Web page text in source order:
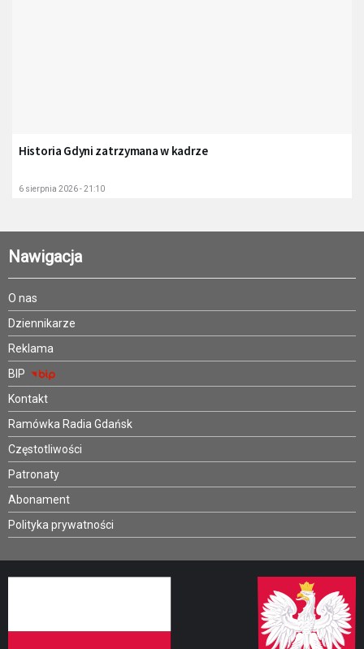
Historia Gdyni zatrzymana w kadrze
6 sierpnia 2026 - 21:10
Nawigacja
O nas
Dziennikarze
Reklama
BIP
Kontakt
Ramówka Radia Gdańsk
Częstotliwości
Patronaty
Abonament
Polityka prywatności